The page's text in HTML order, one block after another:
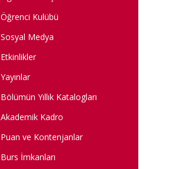
Öğrenci Kulübü
Sosyal Medya
Etkinlikler
Yayınlar
Bölümün Yıllık Katalogları
Akademik Kadro
Puan ve Kontenjanlar
Burs İmkanları